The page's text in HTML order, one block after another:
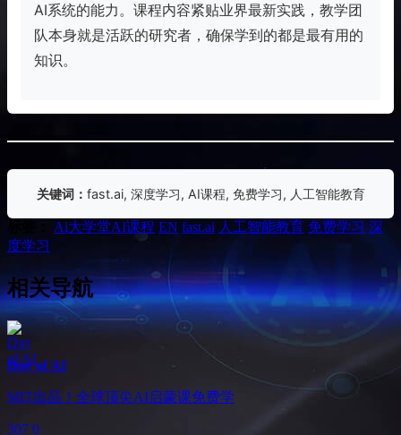
AI系统的能力。课程内容紧贴业界最新实践，教学团
队本身就是活跃的研究者，确保学到的都是最有用的
知识。
关键词： fast.ai, 深度学习, AI课程, 免费学习, 人工智能教育
Ai大学堂AI课程 EN fast.ai 人工智能教育 免费学习 深
度学习
相关导航
Day of AI
MIT出品！全球顶尖AI启蒙课免费学
307 0